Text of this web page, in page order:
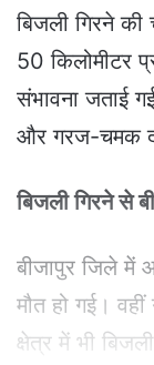
बिजली गिरने
50 किलोमीटर
संभावना जताई
और गरज-चमक
बिजली गिरने से
बीजापुर जिले में
मौत हो गई।
क्षेत्र में भी